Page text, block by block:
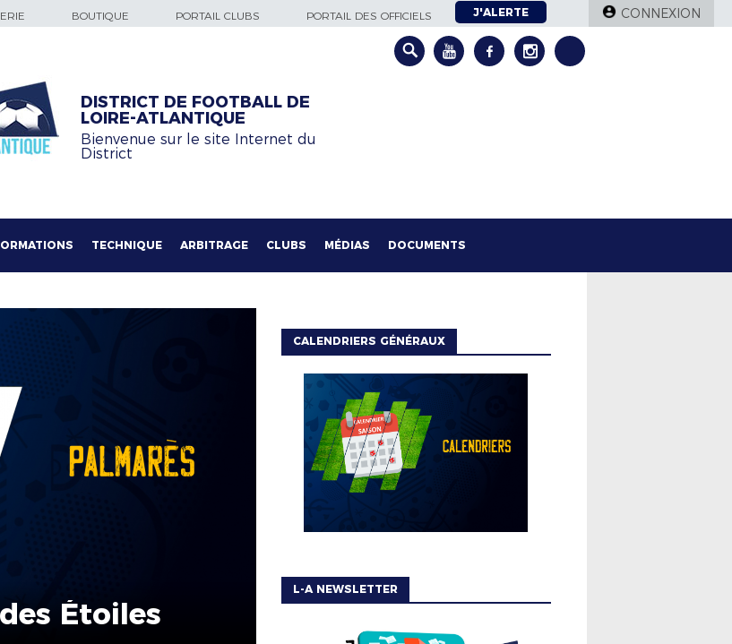
BOUTIQUE PORTAIL CLUBS PORTAIL DES OFFICIELS J'ALERTE CONNEXION
DISTRICT DE FOOTBALL DE
LOIRE-ATLANTIQUE
Bienvenue sur le site Internet du
District
TECHNIQUE ARBITRAGE CLUBS MÉDIAS DOCUMENTS
Étoiles
CALENDRIERS GÉNÉRAUX
L-A NEWSLETTER